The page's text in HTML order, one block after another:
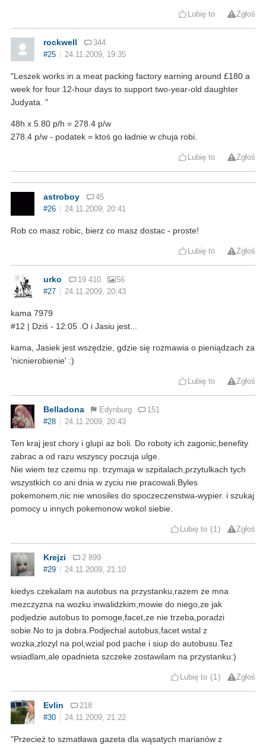
Lubię to Zgłoś
rockwell
344
#25
24.11.2009, 19:35
"Leszek works in a meat packing factory earning around £180 a
week for four 12-hour days to support two-year-old daughter
Judyata. "
48h x 5.80 p/h = 278.4 p/w
278.4 p/w - podatek = ktoś go ładnie w chuja robi.
Lubię to Zgłoś
astroboy
45
#26
24.11.2009, 20:41
Rob co masz robic, bierz co masz dostac - proste!
Lubię to Zgłoś
urko 19 410
56
#27
24.11.2009, 20:43
kama 7979
#12 | Dziś - 12:05 .O i Jasiu jest...
kama, Jasiek jest wszędzie, gdzie się rozmawia o pieniądzach za
'nicnierobienie' :)
Lubię to Zgłoś
Belladona Edynburg
151
#28
24.11.2009, 20:43
Ten kraj jest chory i glupi az boli. Do roboty ich zagonic,benefity
zabrac a od razu wszyscy poczuja ulge.
Nie wiem tez czemu np. trzymaja w szpitalach,przytulkach tych
wszystkich co ani dnia w zyciu nie pracowali.Byles
pokemonem,nic nie wnosiles do spoczeczenstwa-wypier. i szukaj
pomocy u innych pokemonow wokol siebie.
Lubię to 1 Zgłoś
Krejzi
2 899
#29
24.11.2009, 21:10
kiedys czekalam na autobus na przystanku,razem ze mna
mezczyzna na wozku inwalidzkim,mowie do niego,ze jak
podjedzie autobus to pomoge,facet,ze nie trzeba,poradzi
sobie.No to ja dobra.Podjechal autobus,facet wstal z
wozka,zlozyl na pol,wzial pod pache i siup do autobusu.Tez
wsiadlam,ale opadnieta szczeke zostawilam na przystanku:)
Lubię to 1 Zgłoś
Evlin
218
#30
24.11.2009, 21:22
"Przecież to szmatława gazeta dla wąsatych marianów z